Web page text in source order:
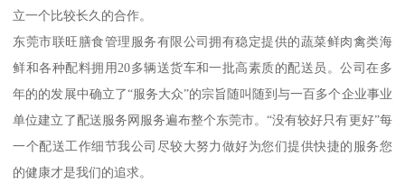
立一个比较长久的合作。
东莞市联旺膳食管理服务有限公司拥有稳定提供的蔬菜鲜肉禽类海
鲜和各种配料拥用20多辆送货车和一批高素质的配送员。公司在多
年的的发展中确立了“服务大众”的宗旨随叫随到与一百多个企业事业
单位建立了配送服务网服务遍布整个东莞市。“没有较好只有更好”每
一个配送工作细节我公司尽较大努力做好为您们提供快捷的服务您
的健康才是我们的追求。